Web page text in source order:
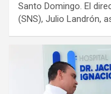
Santo Domingo. El
(SNS), Julio Landrón,